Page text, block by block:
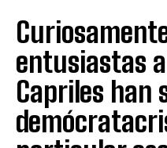
entusiastas
Capriles han